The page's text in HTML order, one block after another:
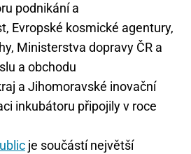
podnikání a
Evropské kosmické agentury,
Ministerstva dopravy ČR a
a obchodu
a Jihomoravské inovační
inkubátoru připojily v roce
je součástí největší